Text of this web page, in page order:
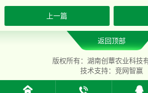
上一篇
返回顶部
版权所有：湖南创蕈农业科技
技术支持： 竞网智赢